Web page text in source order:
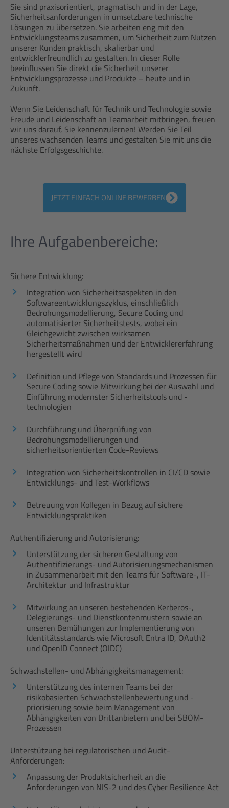
Sie sind praxisorientiert, pragmatisch und in der Lage,
Sicherheitsanforderungen in umsetzbare technische
Lösungen zu übersetzen. Sie arbeiten eng mit den
Entwicklungsteams zusammen, um Sicherheit zum Nutzen
unserer Kunden praktisch, skalierbar und
entwicklerfreundlich zu gestalten. In dieser Rolle
beeinflussen Sie direkt die Sicherheit unserer
Entwicklungsprozesse und Produkte – heute und in
Zukunft.
Wenn Sie Leidenschaft für Technik und Technologie sowie
Freude und Leidenschaft an Teamarbeit mitbringen, freuen
wir uns darauf, Sie kennenzulernen! Werden Sie Teil
unseres wachsenden Teams und gestalten Sie mit uns die
nächste Erfolgsgeschichte.
JETZT EINFACH ONLINE BEWERBEN
Ihre Aufgabenbereiche:
Sichere Entwicklung:
Integration von Sicherheitsaspekten in den
Softwareentwicklungszyklus, einschließlich
Bedrohungsmodellierung, Secure Coding und
automatisierter Sicherheitstests, wobei ein
Gleichgewicht zwischen wirksamen
Sicherheitsmaßnahmen und der Entwicklererfahrung
hergestellt wird
Definition und Pflege von Standards und Prozessen für
Secure Coding sowie Mitwirkung bei der Auswahl und
Einführung modernster Sicherheitstools und -
technologien
Durchführung und Überprüfung von
Bedrohungsmodellierungen und
sicherheitsorientierten Code-Reviews
Integration von Sicherheitskontrollen in CI/CD sowie
Entwicklungs- und Test-Workflows
Betreuung von Kollegen in Bezug auf sichere
Entwicklungspraktiken
Authentifizierung und Autorisierung:
Unterstützung der sicheren Gestaltung von
Authentifizierungs- und Autorisierungsmechanismen
in Zusammenarbeit mit den Teams für Software-, IT-
Architektur und Infrastruktur
Mitwirkung an unseren bestehenden Kerberos-,
Delegierungs- und Dienstkontenmustern sowie an
unseren Bemühungen zur Implementierung von
Identitätsstandards wie Microsoft Entra ID, OAuth2
und OpenID Connect (OIDC)
Schwachstellen- und Abhängigkeitsmanagement:
Unterstützung des internen Teams bei der
risikobasierten Schwachstellenbewertung und -
priorisierung sowie beim Management von
Abhängigkeiten von Drittanbietern und bei SBOM-
Prozessen
Unterstützung bei regulatorischen und Audit-
Anforderungen:
Anpassung der Produktsicherheit an die
Anforderungen von NIS-2 und des Cyber Resilience Act